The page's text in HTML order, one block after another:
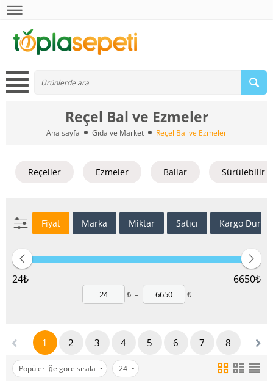
Reçel Bal ve Ezmeler
Ana sayfa Gıda ve Market Reçel Bal ve Ezmeler
Reçeller Ezmeler Ballar Sürülebilir
Fiyat Marka Miktar Satıcı Kargo
24₺ 6650₺
₺ – ₺
1 2 3 4 5 6 7 8
Popülerliğe göre sırala 24